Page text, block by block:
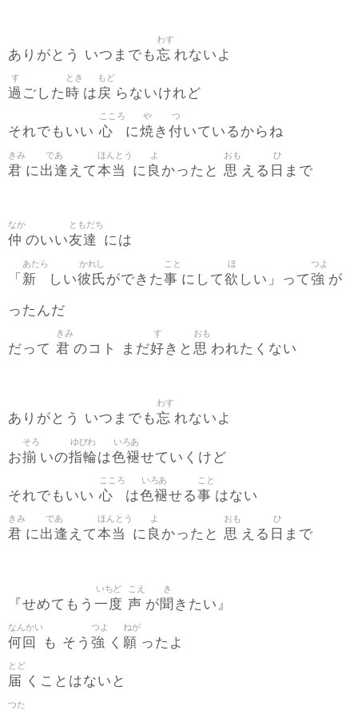
ありがとう いつまでも忘
わす
れないよ
過
す
ごした 時
とき
は戻
もど
らないけれど
それでもいい 心
こころ
に焼
や
き 付
つ
いているからね
君
きみ
に出逢
であ
えて本当
ほんとう
に 良
よ
かったと 思
おも
える 日
ひ
まで
仲
なか
のいい友達
ともだち
には
「 新
あたら
しい彼氏
かれし
ができた事
こと
にして欲
ほ
しい」って強
つよ
が
ったんだ
だって 君
きみ
のコト まだ好
す
きと 思
おも
われたくない
ありがとう いつまでも忘
わす
れないよ
お揃
そろ
いの指輪
ゆびわ
は色褪
いろあ
せていくけど
それでもいい 心
こころ
は色褪
いろあ
せる事
こと
はない
君
きみ
に出逢
であ
えて本当
ほんとう
に 良
よ
かったと 思
おも
える 日
ひ
まで
『せめてもう 一度
いちど
声
こえ
が聞
き
きたい』
何回
なんかい
も そう 強
つよ
く 願
ねが
ったよ
届
とど
くことはないと
つた